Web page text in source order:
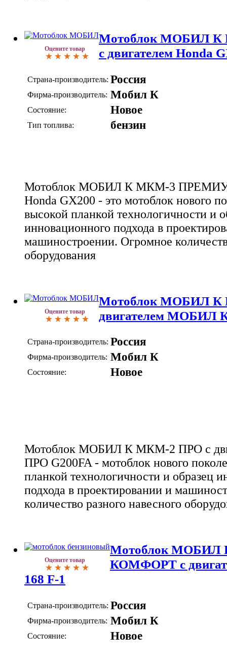
Оцените товар
Мотоблок МОБИЛ
с двигателем Honda
Страна-производитель: Россия
Фирма-производитель: Мобил К
Состояние: Новое
Тип топлива: бензин
Мотоблок МОБИЛ К МКМ-3
Honda GX200 - это мотоблок нового
высокой планкой технологичности и
инновационного подхода в
машиностроении. Огромное
оборудования
Оцените товар
Мотоблок МОБИЛ
двигателем МОБИЛ
Страна-производитель: Россия
Фирма-производитель: Мобил К
Состояние: Новое
Мотоблок МОБИЛ К МКМ-2 ПРО с
ПРО G200FA - мотоблок нового
планкой технологичности и образец
подхода в проектировании и
количество разного навесного
Оцените товар
Мотоблок
КОМФОРТ с
168 F-1
Страна-производитель: Россия
Фирма-производитель: Мобил К
Состояние: Новое